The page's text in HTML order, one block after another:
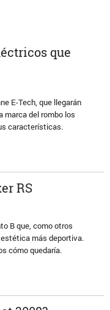
que
E-Tech, que llegarán
marca del rombo los
características.
RS
B que, como otros
más deportiva.
cómo quedaría.